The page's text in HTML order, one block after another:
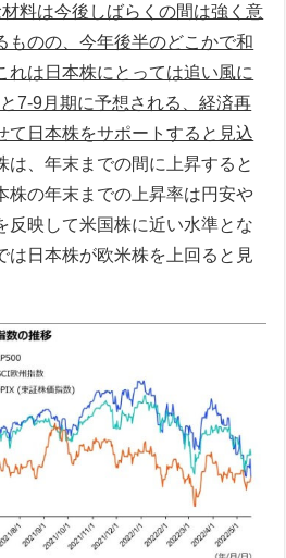
料は今後しばらくの間は強く意
ものの、今年後半のどこかで和
れは日本株にとっては追い風に
7-9月期に予想される、経済再
て日本株をサポートすると見込
は、年末までの間に上昇すると
株の年末までの上昇率は円安や
反映して米国株に近い水準とな
は日本株が欧米株を上回ると見